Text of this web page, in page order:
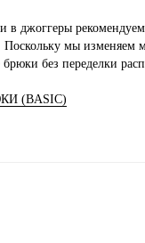
джоггеры рекомендуем
Поскольку мы изменяем
без переделки
(BASIC)